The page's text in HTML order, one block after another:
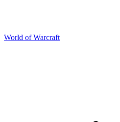
World of Warcraft